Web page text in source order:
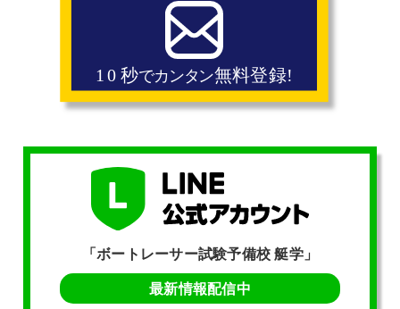
「ボートレーサー試験予備校 艇学」
最新情報配信中